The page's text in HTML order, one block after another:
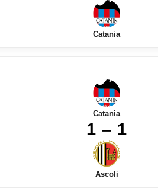
Catania
Catania
1 – 1
Ascoli